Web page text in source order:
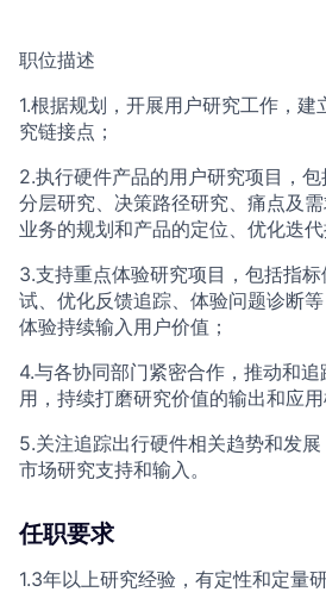
职位描述
1.根据规划，开展用户研究工作，
究链接点；
2.执行硬件产品的用户研究项目，
分层研究、决策路径研究、痛点及
业务的规划和产品的定位、优化迭
3.支持重点体验研究项目，包括指
试、优化反馈追踪、体验问题诊断
体验持续输入用户价值；
4.与各协同部门紧密合作，推动和
用，持续打磨研究价值的输出和应
5.关注追踪出行硬件相关趋势和发
市场研究支持和输入。
任职要求
1.3年以上研究经验，有定性和定量